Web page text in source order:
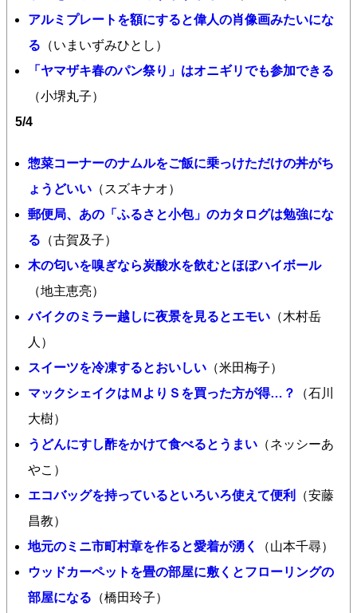
アルミプレートを額にすると偉人の肖像画みたいにな
る （いまいずみひとし）
「ヤマザキ春のパン祭り」はオニギリでも参加できる
（小堺丸子）
5/4
惣菜コーナーのナムルをご飯に乗っけただけの丼がち
ょうどいい （スズキナオ）
郵便局、あの「ふるさと小包」のカタログは勉強にな
る （古賀及子）
木の匂いを嗅ぎなら炭酸水を飲むとほぼハイボール
（地主恵亮）
バイクのミラー越しに夜景を見るとエモい （木村岳
人）
スイーツを冷凍するとおいしい （米田梅子）
マックシェイクはＭよりＳを買った方が得…？
（石川
大樹）
うどんにすし酢をかけて食べるとうまい （ネッシーあ
やこ）
エコバッグを持っているといろいろ使えて便利
（安藤
昌教）
地元のミニ市町村章を作ると愛着が湧く
（山本千尋）
ウッドカーペットを畳の部屋に敷くとフローリングの
部屋になる （橋田玲子）